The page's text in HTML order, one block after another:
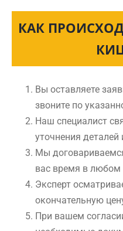
КАК
Вы оставляете
звоните по
Наш специалист
уточнения деталей
Мы
вас время в любом
Эксперт
окончательную
При вашем